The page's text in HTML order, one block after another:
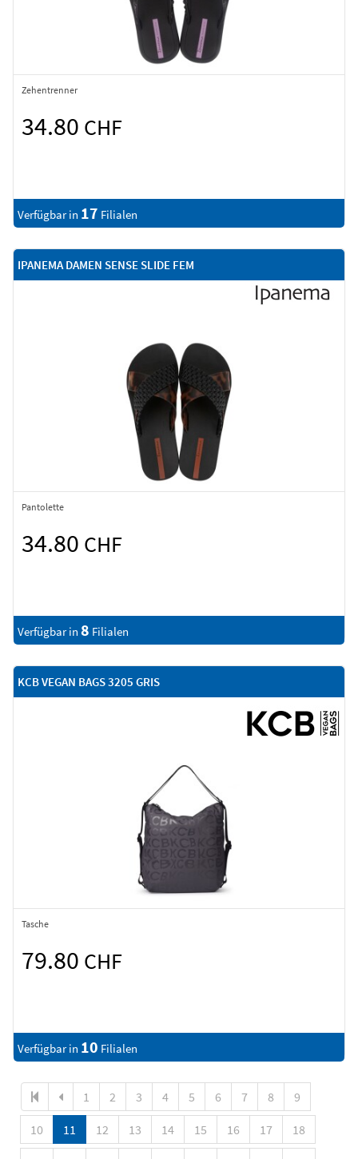
Zehentrenner
34.80 CHF
Verfügbar in 17 Filialen
IPANEMA DAMEN SENSE SLIDE FEM
Pantolette
34.80 CHF
Verfügbar in 8 Filialen
KCB VEGAN BAGS 3205 GRIS
Tasche
79.80 CHF
Verfügbar in 10 Filialen
1 2 3 4 5 6 7 8 9
10 11 12 13 14 15 16 17 18